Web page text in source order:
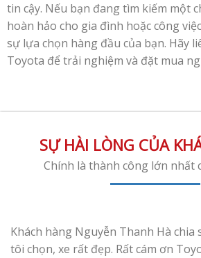
tin cậy. Nếu bạn đang tìm kiếm một
hoàn hảo cho gia đình hoặc công
sự lựa chọn hàng đầu của bạn. Hãy
Toyota để trải nghiệm và đặt mua ng
SỰ HÀI LÒNG CỦA
Chính là thành công lớn nhất
Khách hàng Nguyễn Thanh Hà chia
tôi chọn, xe rất đẹp. Rất cám ơn